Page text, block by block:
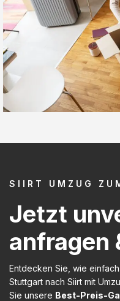
SIIRT UMZUG
Jetzt
anfragen
Entdecken Sie, wie
Stuttgart nach Siirt mit
Sie unsere Best-Preis-